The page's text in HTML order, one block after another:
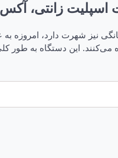
اسپلیت
نیز شهرت دارد، امروزه
این دستگاه به طور